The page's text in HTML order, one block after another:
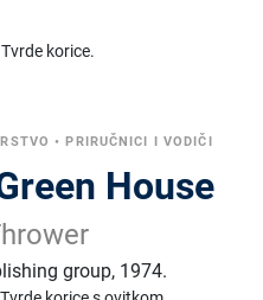
Tvrde korice.
• PRIRUČNICI I VODIČI
House
group, 1974.